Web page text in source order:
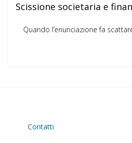
Scissione societaria e
Quando l’enunciazione fa
Contatti